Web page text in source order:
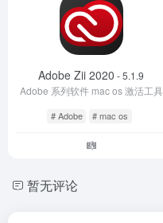
Adobe Zii 2020 - 5.1.9
Adobe 系列软件 mac os 激活工具
# Adobe # mac os
暂无评论